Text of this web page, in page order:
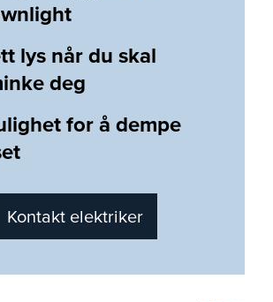
lys når du skal
deg
for å dempe
Kontakt elektriker